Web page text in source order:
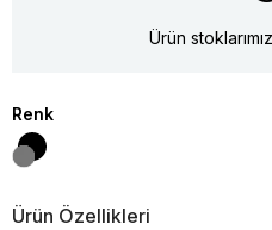
Ürün
Renk
Ürün Özellikleri